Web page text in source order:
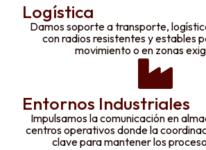
Logística
Damos soporte a transporte,
con radios resistentes y estables
movimiento o en zonas
Entornos Industriales
Impulsamos la comunicación en
centros operativos donde la
clave para mantener los